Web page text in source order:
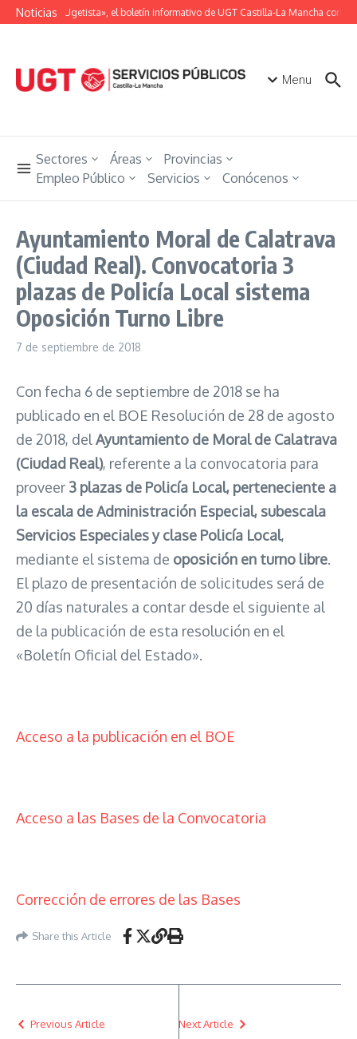
Saltar al contenido
Noticias
«Unión Ugetista», el boletín informativo de UGT Castilla-La Mancha con
Menu
Sectores Áreas
Provincias
Empleo Público
Servicios Conócenos
Ayuntamiento Moral de Calatrava
(Ciudad Real). Convocatoria 3
plazas de Policía Local sistema
Oposición Turno Libre
7 de septiembre de 2018
Con fecha 6 de septiembre de 2018 se ha
publicado en el BOE Resolución de 28 de agosto
de 2018, delAyuntamiento de Moral de Calatrava
(Ciudad Real), referente a la convocatoria para
proveer 3 plazas de Policía Local, perteneciente a
la escala de Administración Especial, subescala
Servicios Especiales y clase Policía Local,
mediante el sistema de oposición en turno libre.
El plazo de presentación de solicitudes será de
20 días naturales a contar desde el siguiente al
de la publicación de esta resolución en el
«Boletín Oficial del Estado».
Acceso a la publicación en el BOE
Acceso a las Bases de la Convocatoria
Corrección de errores de las Bases
Share this Article
Previous Article Next Article